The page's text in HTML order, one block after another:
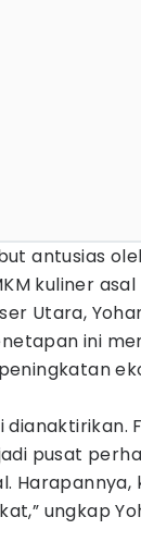
antusias
kuliner
Utara,
ini
dianaktirikan.
pusat
Harapannya,
ungkap